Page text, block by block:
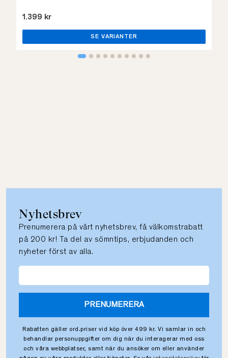
1.399 kr
SE VARIANTER
Nyhetsbrev
Prenumerera på vårt nyhetsbrev, få välkomstrabatt
på 200 kr! Ta del av sömntips, erbjudanden och
nyheter först av alla.
PRENUMERERA
Rabatten gäller ord.priser vid köp över 499 kr. Vi samlar in och
behandlar personuppgifter om dig när du interagerar med oss
och våra webbplatser, samt när du ansöker om eller använder